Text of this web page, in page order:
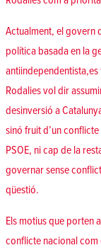
Actualment, el govern
política basada en la
Rodalies vol dir
desinversió a
sinó fruit d’un
PSOE, ni cap de la
governar sense
qüestió.
Els motius que porten
conflicte nacional